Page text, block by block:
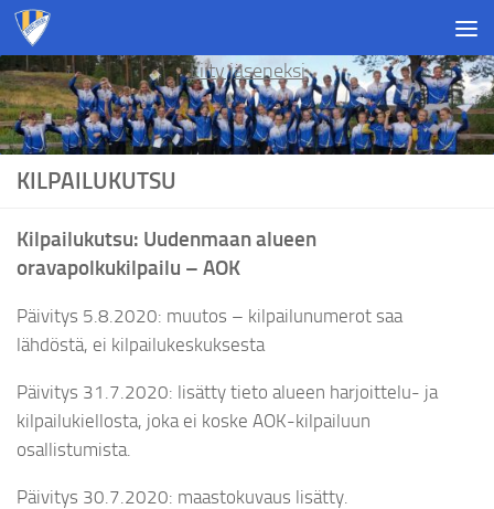
Skip to content
Liity jäseneksi
KILPAILUKUTSU
Kilpailukutsu: Uudenmaan alueen
oravapolkukilpailu – AOK
Päivitys 5.8.2020: muutos – kilpailunumerot saa
lähdöstä, ei kilpailukeskuksesta
Päivitys 31.7.2020: lisätty tieto alueen harjoittelu- ja
kilpailukiellosta, joka ei koske AOK-kilpailuun
osallistumista.
Päivitys 30.7.2020: maastokuvaus lisätty.